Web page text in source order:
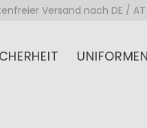
Versand nach DE /
UNIFORMEN